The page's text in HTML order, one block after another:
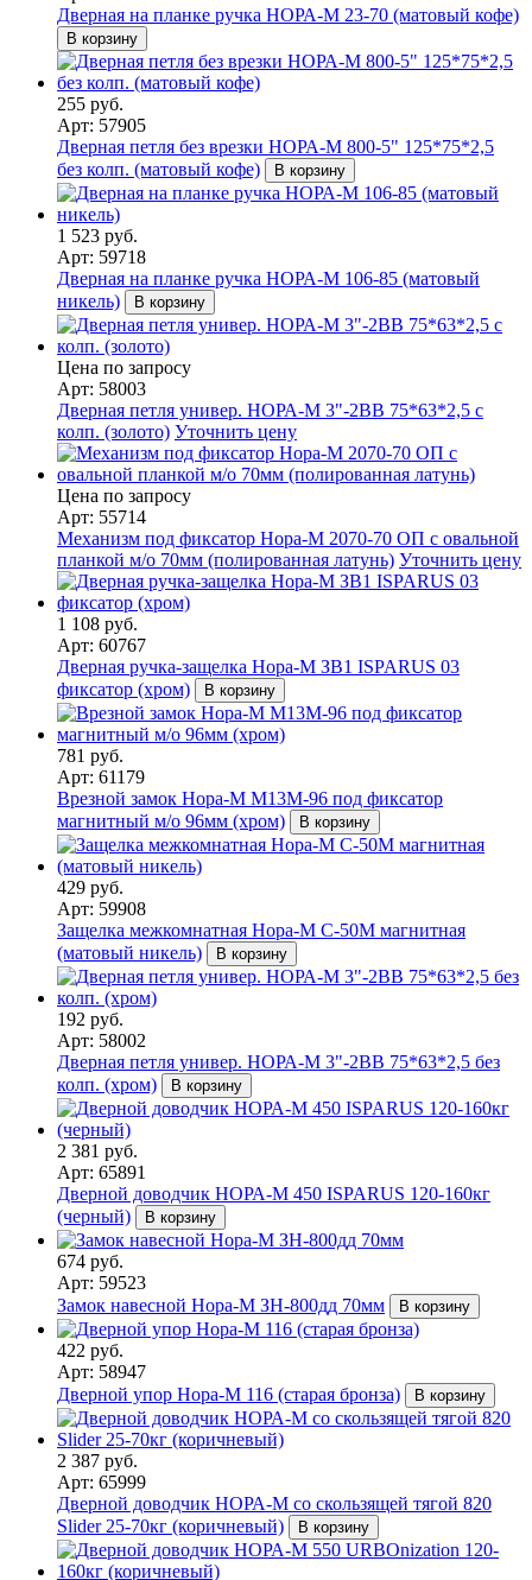
Дверная на планке ручка НОРА-М 23-70 (матовый кофе)
В корзину
255 руб.
Арт: 57905
Дверная петля без врезки НОРА-М 800-5" 125*75*2,5
без колп. (матовый кофе)
В корзину
1 523 руб.
Арт: 59718
Дверная на планке ручка НОРА-М 106-85 (матовый
никель)
В корзину
Цена по запросу
Арт: 58003
Дверная петля универ. НОРА-М 3"-2ВВ 75*63*2,5 с
колп. (золото) Уточнить цену
Цена по запросу
Арт: 55714
Механизм под фиксатор Нора-М 2070-70 ОП с овальной
планкой м/о 70мм (полированная латунь) Уточнить цену
1 108 руб.
Арт: 60767
Дверная ручка-защелка Нора-М ЗВ1 ISPARUS 03
фиксатор (хром)
В корзину
781 руб.
Арт: 61179
Врезной замок Нора-М М13М-96 под фиксатор
магнитный м/о 96мм (хром)
В корзину
429 руб.
Арт: 59908
Защелка межкомнатная Нора-М С-50М магнитная
(матовый никель)
В корзину
192 руб.
Арт: 58002
Дверная петля универ. НОРА-М 3"-2ВВ 75*63*2,5 без
колп. (хром)
В корзину
2 381 руб.
Арт: 65891
Дверной доводчик НОРА-M 450 ISPARUS 120-160кг
(черный)
В корзину
674 руб.
Арт: 59523
Замок навесной Нора-М ЗН-800дд 70мм
В корзину
422 руб.
Арт: 58947
Дверной упор Нора-М 116 (старая бронза)
В корзину
2 387 руб.
Арт: 65999
Дверной доводчик НОРА-M со скользящей тягой 820
Slider 25-70кг (коричневый)
В корзину